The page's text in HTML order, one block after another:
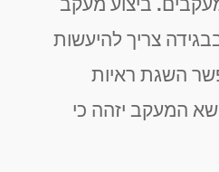
צריך להיעשות
השגת ראיות
המעקב יזהה כי